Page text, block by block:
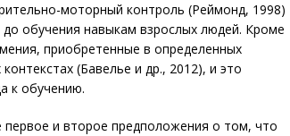
моторный контроль (Реймонд, 1998)
обучения навыкам взрослых людей. Кроме
приобретенные в определенных
(Бавелье и др., 2012), и это
к обучению.
и второе предположения о том, что